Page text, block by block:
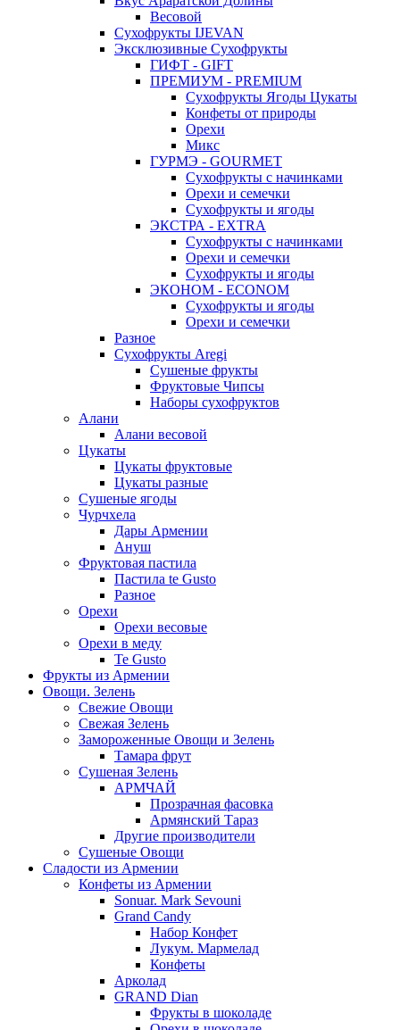
Весовой
Сухофрукты IJEVAN
Эксклюзивные Сухофрукты
ГИФТ - GIFT
ПРЕМИУМ - PREMIUM
Сухофрукты Ягоды Цукаты
Конфеты от природы
Орехи
Микс
ГУРМЭ - GOURMET
Сухофрукты с начинками
Орехи и семечки
Сухофрукты и ягоды
ЭКСТРА - EXTRA
Сухофрукты с начинками
Орехи и семечки
Сухофрукты и ягоды
ЭКОНОМ - ECONOM
Сухофрукты и ягоды
Орехи и семечки
Разное
Сухофрукты Aregi
Сушеные фрукты
Фруктовые Чипсы
Наборы сухофруктов
Алани
Алани весовой
Цукаты
Цукаты фруктовые
Цукаты разные
Сушеные ягоды
Чурчхела
Дары Армении
Ануш
Фруктовая пастила
Пастила te Gusto
Разное
Орехи
Орехи весовые
Орехи в меду
Te Gusto
Фрукты из Армении
Овощи. Зелень
Свежие Овощи
Свежая Зелень
Замороженные Овощи и Зелень
Тамара фрут
Сушеная Зелень
АРМЧАЙ
Прозрачная фасовка
Армянский Тараз
Другие производители
Сушеные Овощи
Сладости из Армении
Конфеты из Армении
Sonuar. Mark Sevouni
Grand Candy
Набор Конфет
Лукум. Мармелад
Конфеты
Арколад
GRAND Dian
Фрукты в шоколаде